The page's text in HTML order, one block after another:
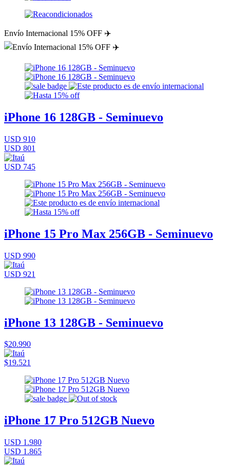
Envío Internacional 15% OFF ✈️
iPhone 16 128GB - Seminuevo
USD 910
USD 801
USD 745
iPhone 15 Pro Max 256GB - Seminuevo
USD 990
USD 921
iPhone 13 128GB - Seminuevo
$20.990
$19.521
iPhone 17 Pro 512GB Nuevo
USD 1.980
USD 1.865